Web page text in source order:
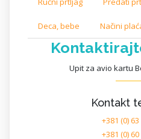
Deca, bebe Načini
Upit za avio kartu
Kontakt
+381 (0)
+381 (0)